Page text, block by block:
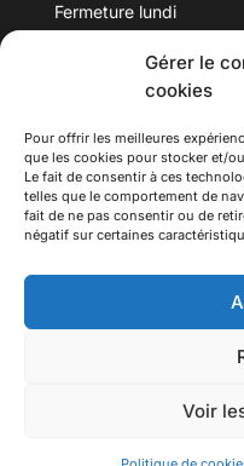
Gérer le
cookies
Pour offrir les meilleures
que les cookies pour stocker et/
Le fait de consentir à ces
telles que le comportement de
fait de ne pas consentir ou de
négatif sur certaines
Voir
Fermeture lundi
Téléphone : 04 78
Tous droits réservés.